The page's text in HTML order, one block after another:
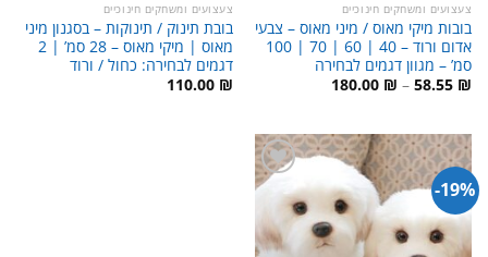
צעצועים ומשחקים חינוכיים
בובות מיקי מאוס / מיני מאוס – צבעי
אדום ורוד – 40 | 60 | 70 | 100
סמ’ – מגוון דגמים לבחירה
58.55 ₪
–
180.00 ₪ טווח
⁦180.00 ₪⁩
צעצועים ומשחקים חינוכיים
בובת תינוק / תינוקות – בסגנון מיני
מאוס | מיקי מאוס – 28 סמ’ | 2
דגמים לבחירה: כחול / ורוד
110.00 ₪
19%-